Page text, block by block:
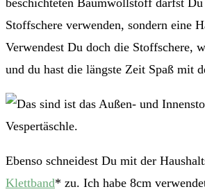
beschichteten Baumwollstoff darfst
Stoffschere verwenden, sondern eine
Verwendest Du doch die Stoffschere,
und du hast die längste Zeit Spaß mit
Ebenso schneidest Du mit der
Klettband* zu. Ich habe 8cm